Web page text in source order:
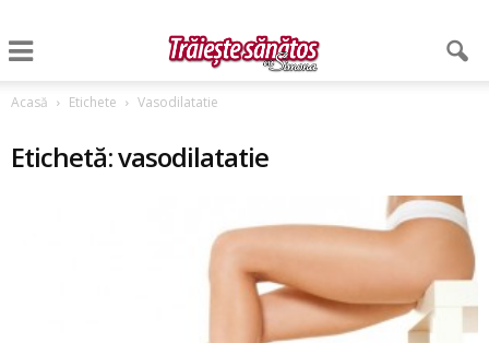
Acasă Etichete Vasodilatatie
Etichetă: vasodilatatie